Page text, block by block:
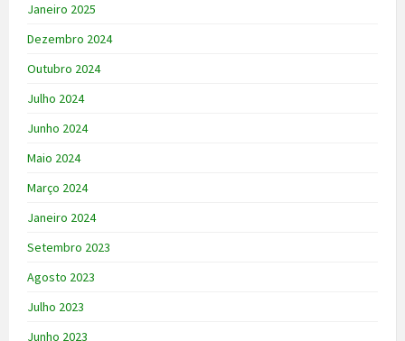
Janeiro 2025
Dezembro 2024
Outubro 2024
Julho 2024
Junho 2024
Maio 2024
Março 2024
Janeiro 2024
Setembro 2023
Agosto 2023
Julho 2023
Junho 2023